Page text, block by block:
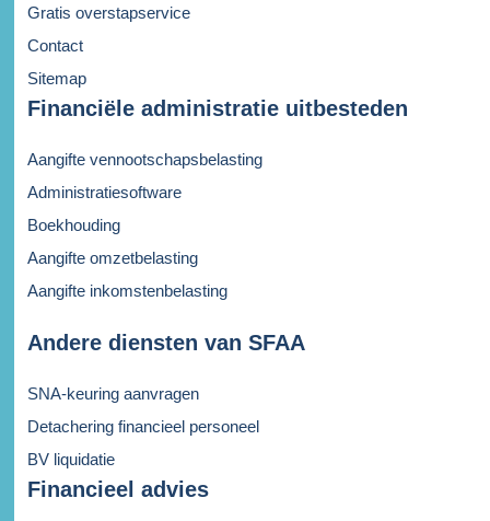
Gratis overstapservice
Contact
Sitemap
Financiële administratie uitbesteden
Aangifte vennootschapsbelasting
Administratiesoftware
Boekhouding
Aangifte omzetbelasting
Aangifte inkomstenbelasting
Andere diensten van SFAA
SNA-keuring aanvragen
Detachering financieel personeel
BV liquidatie
Financieel advies